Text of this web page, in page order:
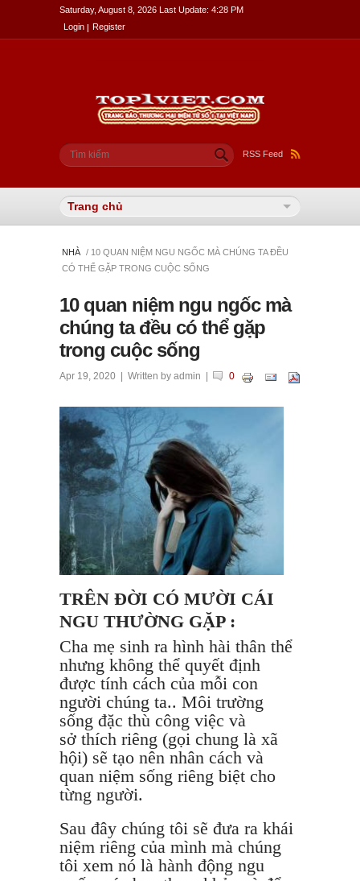
Saturday, August 8, 2026 Last Update: 4:28 PM
Login
Register
RSS Feed
Biểu mẫu tìm kiếm
Tìm kiếm
NHÀ / 10 QUAN NIỆM NGU NGỐC MÀ CHÚNG TA ĐỀU
CÓ THỂ GẶP TRONG CUỘC SỐNG
10 quan niệm ngu ngốc mà
chúng ta đều có thể gặp
trong cuộc sống
Apr 19, 2020 | Written by admin | 0
TRÊN ĐỜI CÓ MƯỜI CÁI
NGU THƯỜNG GẶP :
Cha mẹ sinh ra hình hài thân thể
nhưng không thể quyết định
được tính cách của mỗi con
người chúng ta.. Môi trường
sống đặc thù công việc và
sở thích riêng (gọi chung là xã
hội) sẽ tạo nên nhân cách và
quan niệm sống riêng biệt cho
từng người.
Sau đây chúng tôi sẽ đưa ra khái
niệm riêng của mình mà chúng
tôi xem nó là hành động ngu